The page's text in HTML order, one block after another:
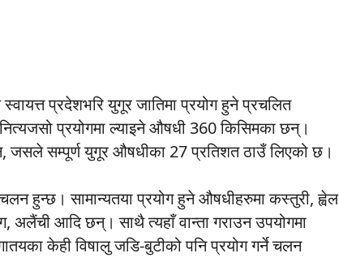
प्रदेशभरि युगूर जातिमा प्रयोग हुने प्रचलित
प्रयोगमा ल्याइने ‌औषधी 360 किसिमका छन्।
जसले सम्पूर्ण युगूर औषधीका 27 प्रतिशत ठाउँ लिएको छ।
हुन्छ। सामान्यतया प्रयोग हुने औषधीहरुमा कस्तुरी, ह्वेल
अलैंची आदि छन्। साथै त्यहाँ वान्ता गराउन उपयोगमा
केही विषालु जडि-बुटीको पनि प्रयोग गर्ने चलन